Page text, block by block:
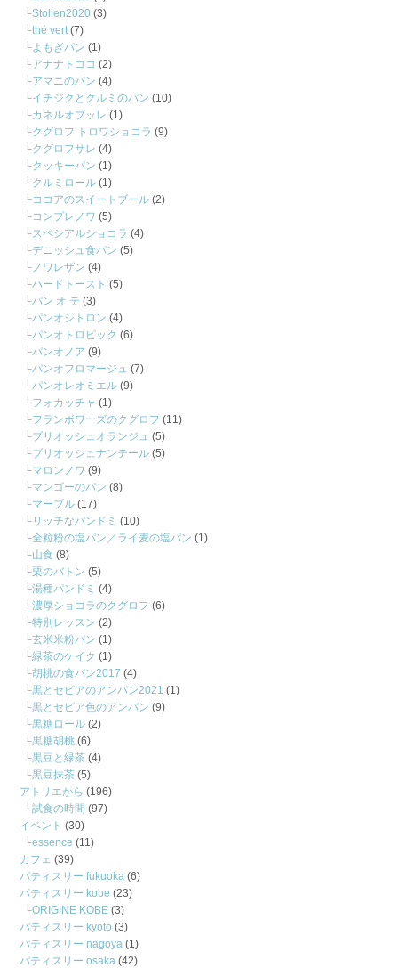
Stollen2020 (3)
thé vert(7)
よもぎパン (1)
アナナトココ (2)
アマニのパン (4)
イチジクとクルミのパン (10)
カネルオブッレ (1)
クグロフ トロワショコラ (9)
クグロフサレ (4)
クッキーパン (1)
クルミロール (1)
ココアのスイートブール (2)
コンプレノワ (5)
スペシアルショコラ (4)
デニッシュ食パン (5)
ノワレザン (4)
ハードトースト (5)
パン オ テ (3)
パンオシトロン (4)
パンオトロピック (6)
パンオノア (9)
パンオフロマージュ (7)
パンオレオミエル (9)
フォカッチャ (1)
フランボワーズのクグロフ (11)
ブリオッシュオランジュ (5)
ブリオッシュナンテール (5)
マロンノワ (9)
マンゴーのパン (8)
マーブル (17)
リッチなパンドミ (10)
全粒粉の塩パン／ライ麦の塩パン (1)
山食 (8)
栗のバトン (5)
湯種パンドミ (4)
濃厚ショコラのクグロフ (6)
特別レッスン (2)
玄米米粉パン (1)
緑茶のケイク (1)
胡桃の食パン2017 (4)
黒とセピアのアンパン2021 (1)
黒とセピア色のアンパン (9)
黒糖ロール (2)
黒糖胡桃 (6)
黒豆と緑茶 (4)
黒豆抹茶 (5)
アトリエから (196)
試食の時間 (97)
イベント (30)
essence (11)
カフェ (39)
パティスリー fukuoka (6)
パティスリー kobe (23)
ORIGINE KOBE (3)
パティスリー kyoto (3)
パティスリー nagoya (1)
パティスリー osaka (42)